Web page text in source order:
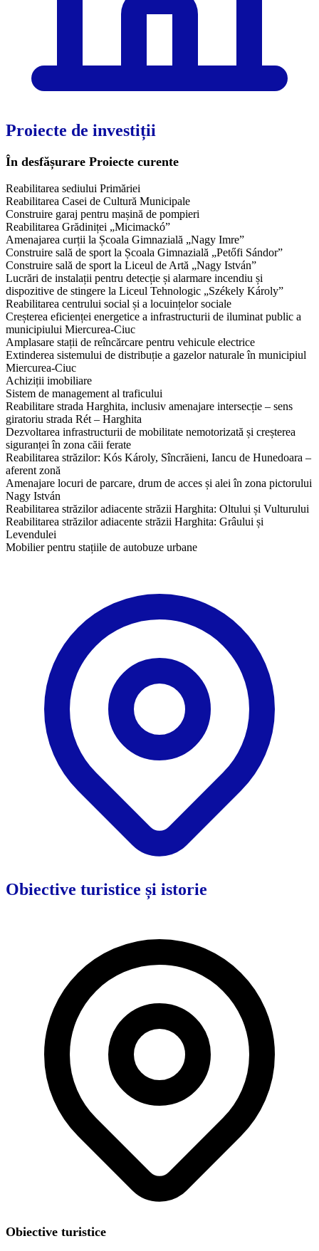
Proiecte de investiții
În desfășurare Proiecte curente
Reabilitarea sediului Primăriei
Reabilitarea Casei de Cultură Municipale
Construire garaj pentru mașină de pompieri
Reabilitarea Grădiniței „Micimackó”
Amenajarea curții la Școala Gimnazială „Nagy Imre”
Construire sală de sport la Școala Gimnazială „Petőfi Sándor”
Construire sală de sport la Liceul de Artă „Nagy István”
Lucrări de instalații pentru detecție și alarmare incendiu și
dispozitive de stingere la Liceul Tehnologic „Székely Károly”
Reabilitarea centrului social și a locuințelor sociale
Creșterea eficienței energetice a infrastructurii de iluminat public a
municipiului Miercurea-Ciuc
Amplasare stații de reîncărcare pentru vehicule electrice
Extinderea sistemului de distribuție a gazelor naturale în municipiul
Miercurea-Ciuc
Achiziții imobiliare
Sistem de management al traficului
Reabilitare strada Harghita, inclusiv amenajare intersecție – sens
giratoriu strada Rét – Harghita
Dezvoltarea infrastructurii de mobilitate nemotorizată și creșterea
siguranței în zona căii ferate
Reabilitarea străzilor: Kós Károly, Sîncrăieni, Iancu de Hunedoara –
aferent zonă
Amenajare locuri de parcare, drum de acces și alei în zona pictorului
Nagy István
Reabilitarea străzilor adiacente străzii Harghita: Oltului și Vulturului
Reabilitarea străzilor adiacente străzii Harghita: Grâului și
Levendulei
​Mobilier pentru stațiile de autobuze urbane
Obiective turistice și istorie
Obiective turistice